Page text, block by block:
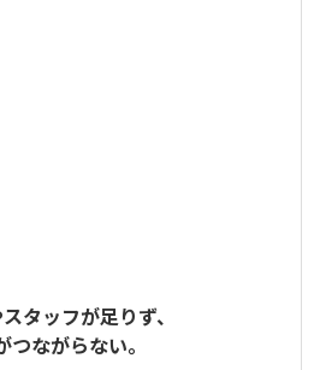
タッフが足りず、
つながらない。